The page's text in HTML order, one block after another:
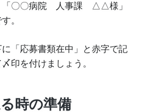
「〇〇病院 人事課 △△様」
。
「応募書類在中」と赤字で記
印を付けましょう。
時の準備